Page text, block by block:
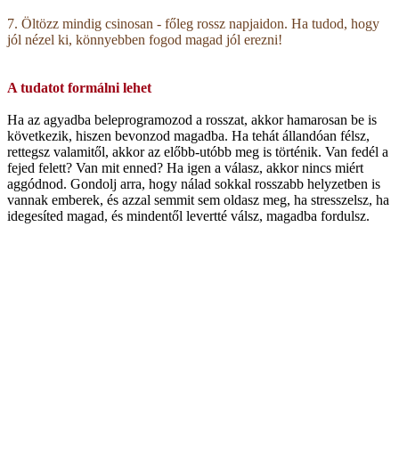
7. Öltözz mindig csinosan - főleg rossz napjaidon. Ha tudod, hogy
jól nézel ki, könnyebben fogod magad jól erezni!
A tudatot formálni lehet
Ha az agyadba beleprogramozod a rosszat, akkor hamarosan be is
következik, hiszen bevonzod magadba. Ha tehát állandóan félsz,
rettegsz valamitől, akkor az előbb-utóbb meg is történik. Van fedél a
fejed felett? Van mit enned? Ha igen a válasz, akkor nincs miért
aggódnod. Gondolj arra, hogy nálad sokkal rosszabb helyzetben is
vannak emberek, és azzal semmit sem oldasz meg, ha stresszelsz, ha
idegesíted magad, és mindentől levertté válsz, magadba fordulsz.